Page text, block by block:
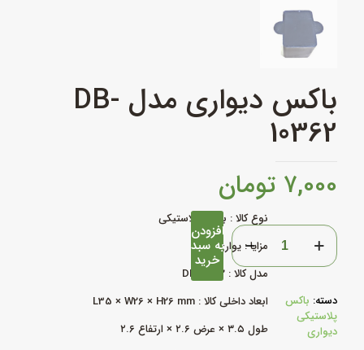
باکس دیواری مدل DB-
10362
۷,۰۰۰ تومان
نوع کالا : باکس پلاستیکی
مزایا : یواری
مدل کالا : DB-10362
ابعاد داخلی کالا : L35 × W26 × H26 mm
طول ۳.۵ × عرض ۲.۶ × ارتفاع ۲.۶
باکس
دیواری
مدل
10362
عدد
افزودن
به سبد
خرید
دسته: باکس
پلاستیکی
دیواری